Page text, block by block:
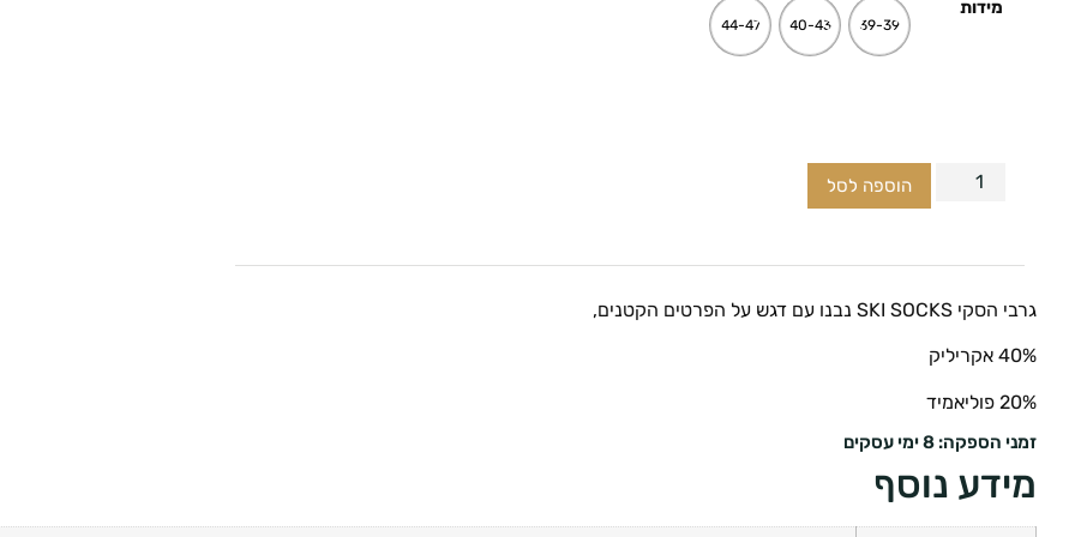
מידות
39-39
40-43
44-47
הוספה לסל
גרבי הסקי SKI SOCKS נבנו עם דגש על הפרטים הקטנים,
40% אקריליק
20% פוליאמיד
זמני הספקה: 8 ימי עסקים
מידע נוסף